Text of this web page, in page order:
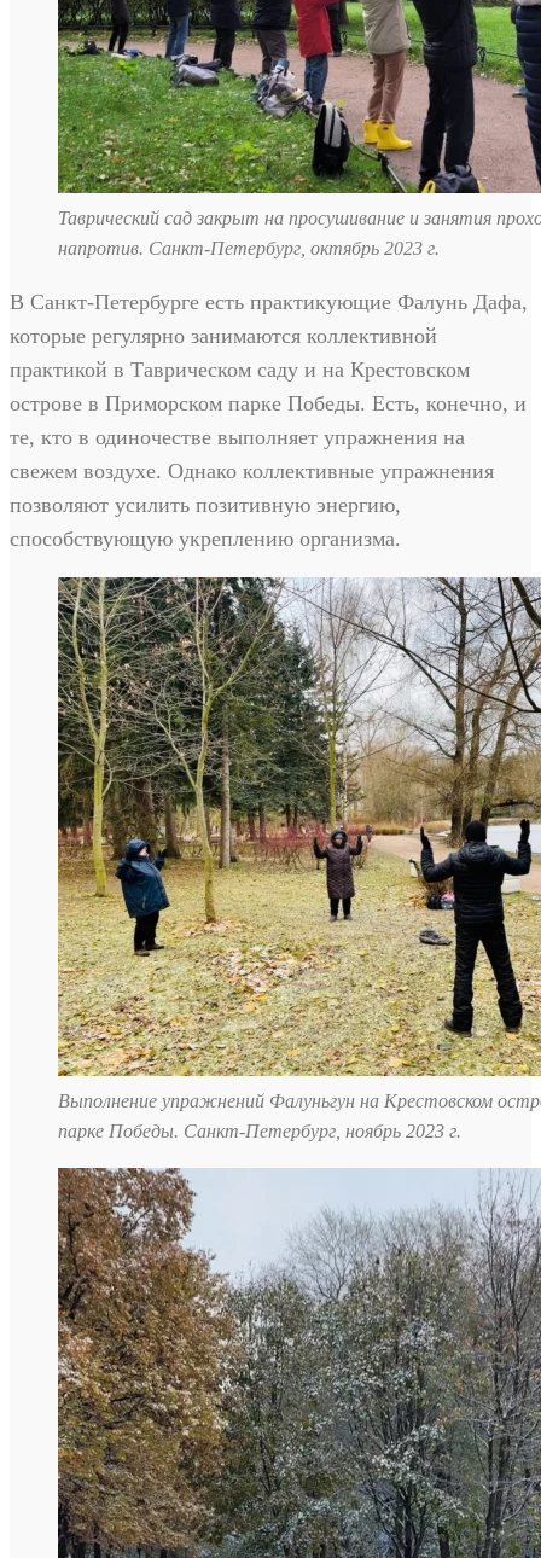
Таврический сад закрыт на просушивание и занятия
напротив. Санкт-Петербург, октябрь 2023 г.
В Санкт-Петербурге есть практикующие Фалунь Дафа,
которые регулярно занимаются коллективной
практикой в Таврическом саду и на Крестовском
острове в Приморском парке Победы. Есть, конечно, и
те, кто в одиночестве выполняет упражнения на
свежем воздухе. Однако коллективные упражнения
позволяют усилить позитивную энергию,
способствующую укреплению организма.
Выполнение упражнений Фалуньгун на Крестовском
парке Победы. Санкт-Петербург, ноябрь 2023 г.